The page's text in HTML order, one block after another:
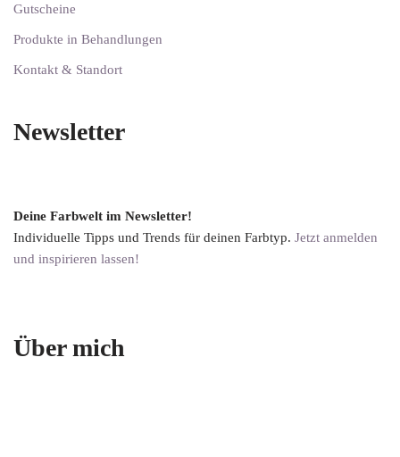
Gutscheine
Produkte in Behandlungen
Kontakt & Standort
Newsletter
Deine Farbwelt im Newsletter!
Individuelle Tipps und Trends für deinen Farbtyp. Jetzt anmelden
und inspirieren lassen!
Über mich